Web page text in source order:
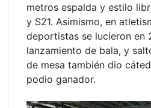
metros espalda y estilo
y S21. Asimismo, en
deportistas se lucieron en
lanzamiento de bala, y
de mesa también dio
podio ganador.